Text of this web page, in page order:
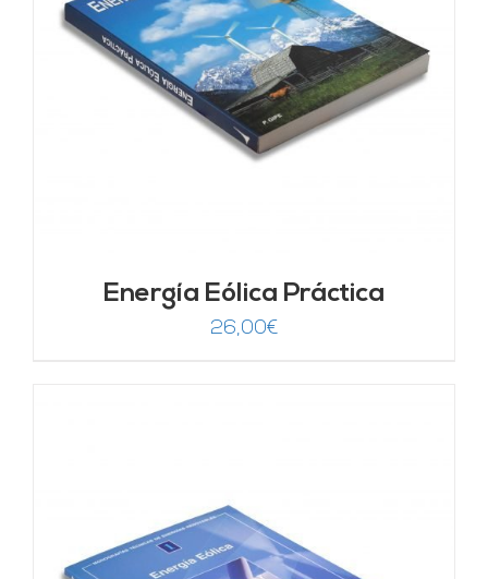
Energía Eólica Práctica
26,00€